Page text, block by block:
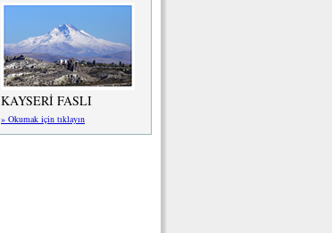
KAYSERİ FASLI
» Okumak için tıklayın